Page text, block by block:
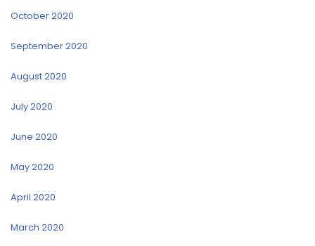
October 2020
September 2020
August 2020
July 2020
June 2020
May 2020
April 2020
March 2020